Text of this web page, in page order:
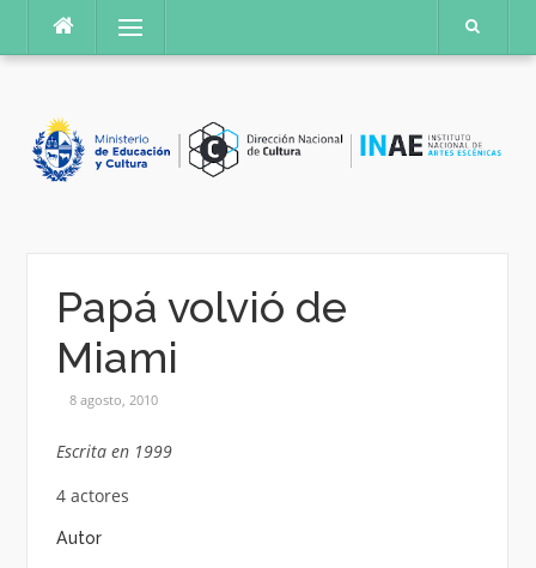
contenido
Menú
Papá volvió de
Miami
8 agosto, 2010
Escrita en 1999
4 actores
Autor